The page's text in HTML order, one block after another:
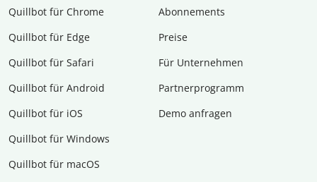
Quillbot für Chrome
Quillbot für Edge
Quillbot für Safari
Quillbot für Android
Quillbot für iOS
Quillbot für Windows
Quillbot für macOS
Abon­ne­ments
Preise
Für Unternehmen
Partnerprogramm
Demo anfragen